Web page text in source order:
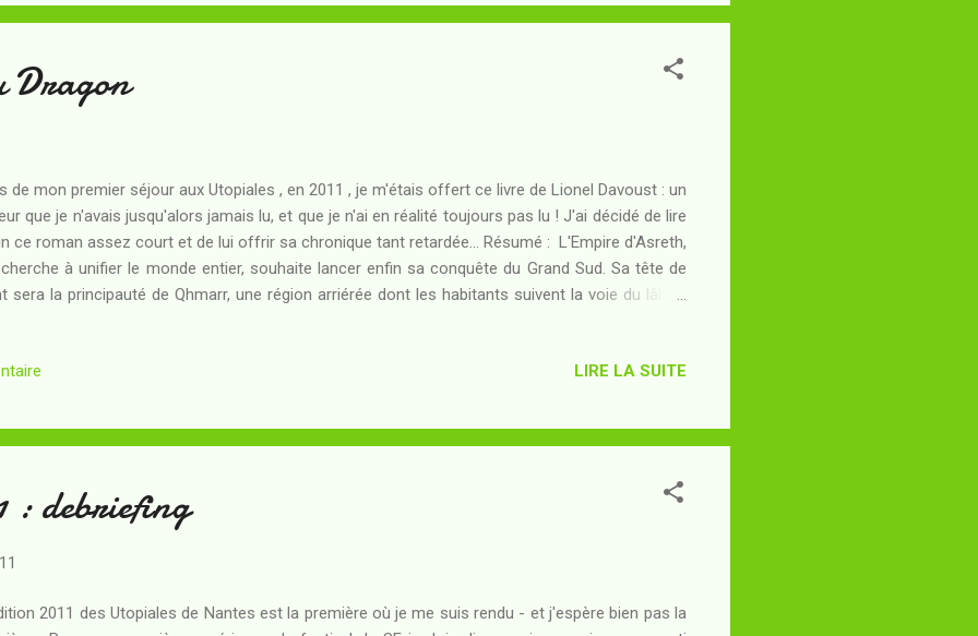
Dragon
de mon premier séjour aux Utopiales , en 2011 , je m'étais offert ce livre de Lionel Davoust : un
que je n'avais jusqu'alors jamais lu, et que je n'ai en réalité toujours pas lu ! J'ai décidé de lire
ce roman assez court et de lui offrir sa chronique tant retardée... Résumé : L'Empire d'Asreth,
à unifier le monde entier, souhaite lancer enfin sa conquête du Grand Sud. Sa tête de
sera la principauté de Qhmarr, une région arriérée dont les habitants suivent la voie du lâh et
la défaite... Pourtant, le diplomate impérial s'étonne de voir l'ennemi se montrer si confiant au
? La conquête sera-t-elle...
LIRE LA SUITE
: debriefing
2011 des Utopiales de Nantes est la première où je me suis rendu - et j'espère bien pas la